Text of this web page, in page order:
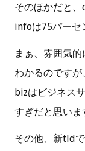
そのほかだと、
infoは75パーセ
まぁ、雰囲気
わかるのですが
bizはビジネス
すぎだと思いま
その他、新tld